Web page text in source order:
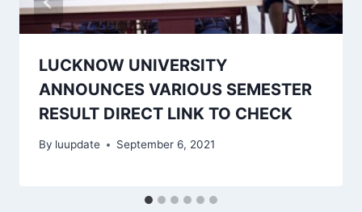
LUCKNOW UNIVERSITY
ANNOUNCES VARIOUS SEMESTER
RESULT DIRECT LINK TO CHECK
By luupdate September 6, 2021